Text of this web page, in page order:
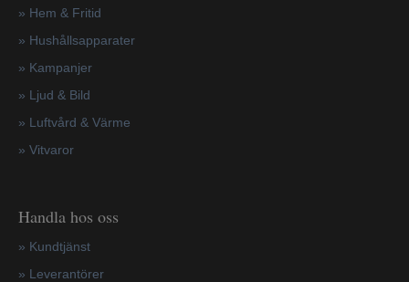
» Hem & Fritid
» Hushållsapparater
» Kampanjer
» Ljud & Bild
» Luftvård & Värme
» Vitvaror
Handla hos oss
» Kundtjänst
» Leverantörer